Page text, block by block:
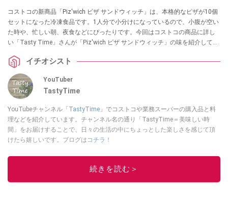
コストコの新商品「Piz'wich ピザ サンドウィッチ」は、本格的なピザが10個
セットになった冷凍食品です。1人分で小分けになっているので、小腹が空い
た時や、忙しい朝、夜食などにぴったりです。今回はコストコの商品に詳し
い「Tasty Time」さんが「Piz'wich ピザ サンドウィッチ」の味を紹介してく
イチオシスト
YouTuber
TastyTime
YouTubeチャンネル「 TastyTime 」でコストコや業務スーパーの購入品と料
理などを紹介しています。チャンネル名の通り「TastyTime＝美味しい時
間」をお届けすることで、日々の生活の中にちょっとした楽しさを感じて頂
けたら嬉しいです。ブログは コチラ！
このイチオシストの他の記事を読む
続きを読む＞